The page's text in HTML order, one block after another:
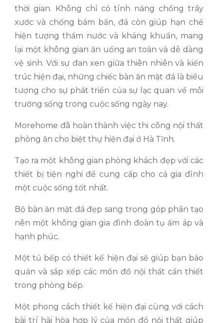
thời gian. Không chỉ có tính năng chống trầy
xước và chống bám bẩn, đá còn giúp hạn chế
hiện tượng thấm nước và kháng khuẩn, mang
lại một không gian ăn uống an toàn và dễ dàng
vệ sinh. Với sự đan xen giữa thiên nhiên và kiến
trúc hiện đại, những chiếc bàn ăn mặt đá là biểu
tượng cho sự phát triển của sự lạc quan về môi
trường sống trong cuộc sống ngày nay.
Morehome đã hoàn thành việc thi công nội thất
phòng ăn cho biệt thự hiện đại ở Hà Tĩnh.
Tạo ra một không gian phòng khách đẹp với các
thiết bị tiện nghi để cung cấp cho cả gia đình
một cuộc sống tốt nhất.
Bộ bàn ăn mặt đá đẹp sang trọng góp phần tạo
nên một không gian gia đình đoàn tụ ấm áp và
hạnh phúc.
Một tủ bếp có thiết kế hiện đại sẽ giúp bạn bảo
quản và sắp xếp các món đồ nội thất cần thiết
trong phòng bếp.
Một phong cách thiết kế hiện đại cùng với cách
bài trí hài hòa hợp lý của món đồ nội thất giúp